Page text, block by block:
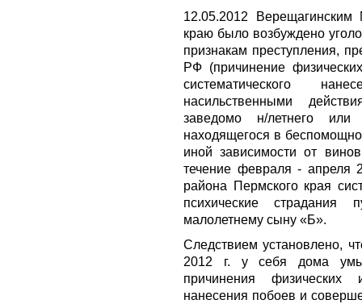
12.05.2012
краю было возбуждено
признакам преступления,
РФ (причинение
систематического
насильственными
заведомо н/летнего
находящегося в
иной зависимости от
течение февраля - апреля
района Пермского края
психические страдания
малолетнему сыну «Б».
Следствием установлено,
2012 г. у себя дома
причинения физических
нанесения побоев и